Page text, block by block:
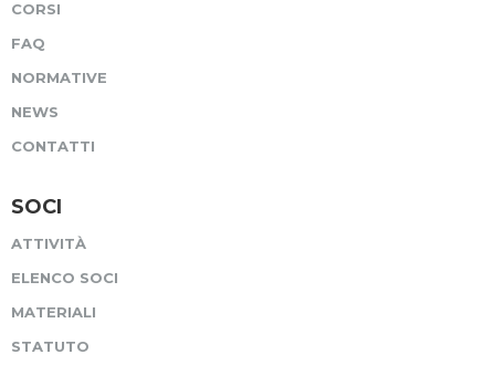
CORSI
FAQ
NORMATIVE
NEWS
CONTATTI
SOCI
ATTIVITÀ
ELENCO SOCI
MATERIALI
STATUTO